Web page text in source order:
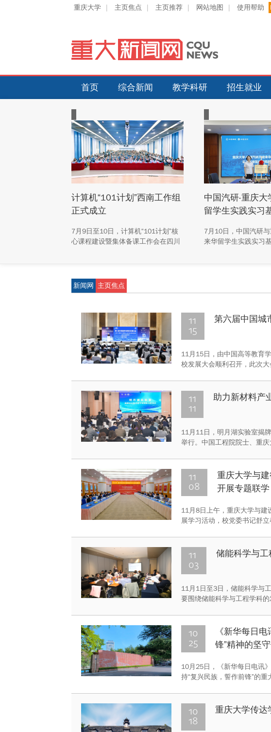
重庆大学 | 主页焦点 | 主页推荐 | 网站地图 | 使用帮助
首页 综合新闻 教学科研 招生就业
计算机“101计划”西南工作组
正式成立
7月9日至10日，计算机“101计划”核
心课程建设暨集体备课工作会在四川
中国汽研-重庆大
留学生实践实习
7月10日，中国汽研
来华留学生实践实习
学生事务管理中心主
及来华留学生代表共同
新闻网 主页焦点
11
15
第六届中国城
11月15日，由中国高等教育
校发展大会顺利召开，此次
11
11
助力新材料产
11月11日，明月湖实验室揭
举行。中国工程院院士、重
11
08
重庆大学与
开展专题联学
11月8日上午，重庆大学与建
展学习活动，校党委书记舒
11
03
储能科学与
​11月1日至3日，储能科学与
要围绕储能科学与工程学科
10
25
《新华每日
锋”精神的坚
10月25日，《新华每日电讯
持“复兴民族，誓作前锋”的
10
18
重庆大学传达